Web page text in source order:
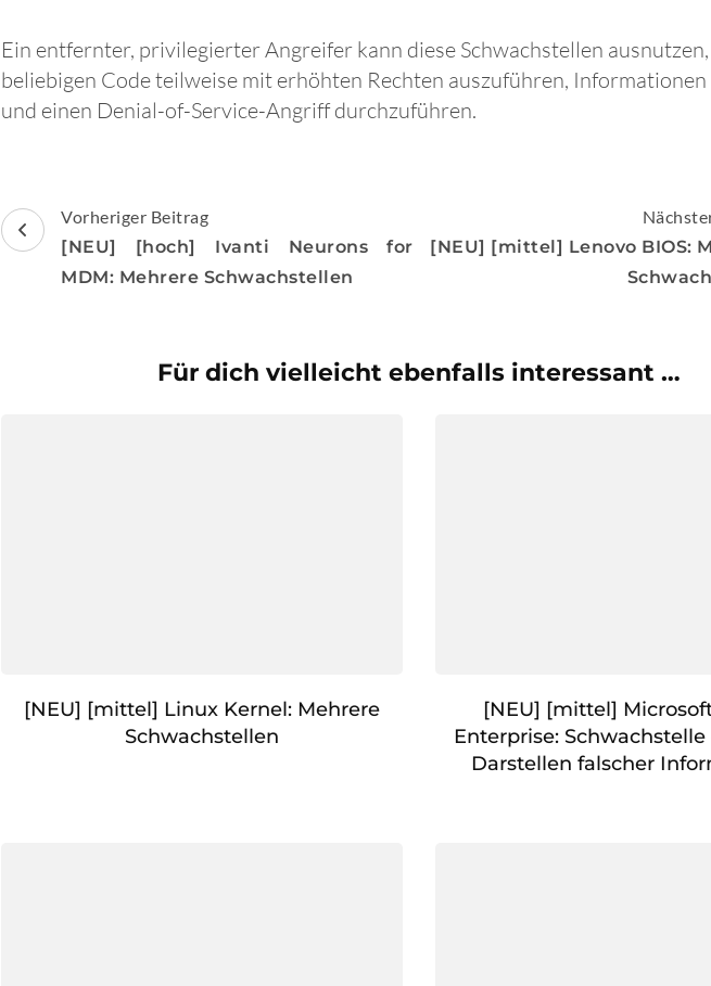
Ein entfernter, privilegierter Angreifer kann diese Schwachstellen
beliebigen Code teilweise mit erhöhten Rechten auszuführen,
und einen Denial-of-Service-Angriff durchzuführen.
Beitragsnavigation
Vorheriger Beitrag
[NEU] [hoch] Ivanti Neurons for
MDM: Mehrere Schwachstellen
[NEU] [mittel] Lenovo BIOS:
Für dich vielleicht ebenfalls interessant …
[NEU] [mittel] Linux Kernel: Mehrere
Schwachstellen
[NEU] [mittel]
Enterprise:
Darstellen falscher